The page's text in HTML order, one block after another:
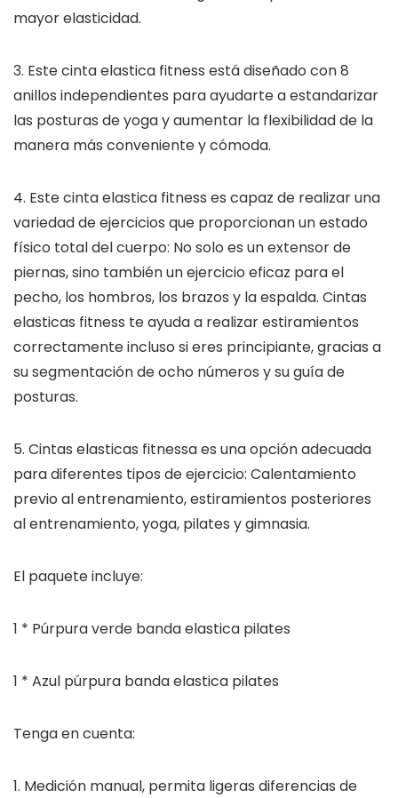
mayor elasticidad.
3. Este cinta elastica fitness está diseñado con 8
anillos independientes para ayudarte a estandarizar
las posturas de yoga y aumentar la flexibilidad de la
manera más conveniente y cómoda.
4. Este cinta elastica fitness es capaz de realizar una
variedad de ejercicios que proporcionan un estado
físico total del cuerpo: No solo es un extensor de
piernas, sino también un ejercicio eficaz para el
pecho, los hombros, los brazos y la espalda. Cintas
elasticas fitness te ayuda a realizar estiramientos
correctamente incluso si eres principiante, gracias a
su segmentación de ocho números y su guía de
posturas.
5. Cintas elasticas fitnessa es una opción adecuada
para diferentes tipos de ejercicio: Calentamiento
previo al entrenamiento, estiramientos posteriores
al entrenamiento, yoga, pilates y gimnasia.
El paquete incluye:
1 * Púrpura verde banda elastica pilates
1 * Azul púrpura banda elastica pilates
Tenga en cuenta:
1. Medición manual, permita ligeras diferencias de